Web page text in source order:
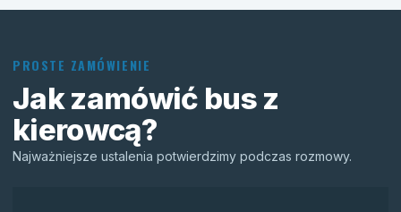
PROSTE ZAMÓWIENIE
Jak zamówić bus z
kierowcą?
Najważniejsze ustalenia potwierdzimy podczas rozmowy.